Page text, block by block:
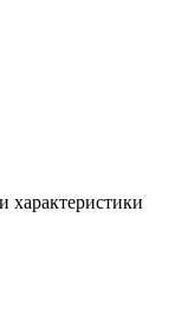
характеристики